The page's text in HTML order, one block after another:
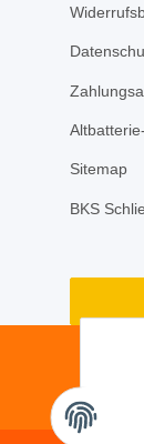
Sitemap
BKS